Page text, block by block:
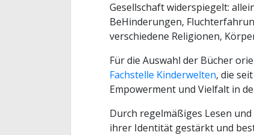
Gesellschaft widerspiegelt:
BeHinderungen,
verschiedene Religionen,
Für die Auswahl der Bücher
Fachstelle Kinderwelten, die
Empowerment und Vielfalt in
Durch regelmäßiges Lesen
ihrer Identität gestärkt und